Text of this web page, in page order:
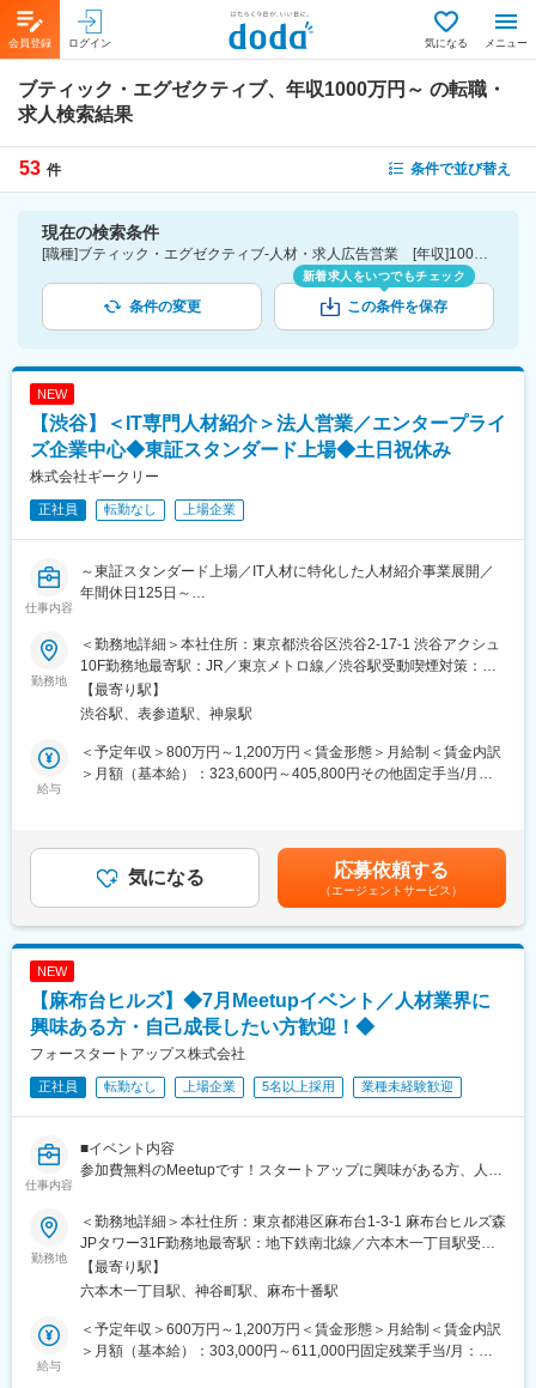
会員登録 ログイン 気になる メニュー
ブティック・エグゼクティブ、年収1000万円～ の転職・
求人検索結果
53 件 条件で並び替え
現在の検索条件
[職種]ブティック・エグゼクティブ-人材・求人広告営業 [年収]1000万円～
条件の変更
新着求人をいつでもチェック
この条件を保存
NEW
【渋谷】＜IT専門人材紹介＞法人営業／エンタープライ
ズ企業中心◆東証スタンダード上場◆土日祝休み
株式会社ギークリー
正社員 転勤なし 上場企業
仕事内容
～東証スタンダード上場／IT人材に特化した人材紹介事業展開／
年間休日125日～
■業務内容：
エンタープライズ企業を中心とした大手・成長企業に対し、採用
成功に向けた法人営業・採用コンサルティングを担当いただきま
す。
ギークリーはIT・Web・ゲーム領域に強みを持つ人材紹介会社と
して、現在エンタープライズ企業への深耕、ハイクラス求人の獲
得、IT・コンサル領域の攻略をさらに強化しています。
案、選考プロセス改善、クロージングまで一気通貫で推進いただ
きます。
また、エンタープライズ領域は組織としても立ち上げ・拡大フェ
■具体的な業務内容：
求人を預かる営業ではなく、企業の採用成功に責任を持ち、売
上・決定数・採用インパクトという成果で価値を証明していくポ
・エンタープライズ企業、大手IT企業、大手コンサル企業への深
・ハイクラス求人、IT／コンサル領域求人の獲得
・求人票のブラッシュアップ、候補者向け魅力情報の言語化
・重点企業の採用成功に向けたプロジェクト推進
・エンタープライズ領域における営業戦略、組織運営、オペレー
ション構築
◎エンタープライズ企業・大口クライアントを担当できます。
◎IT・コンサル領域に挑戦できます。
勤務地
＜勤務地詳細＞本社住所：東京都渋谷区渋谷2-17-1 渋谷アクシュ
10F勤務地最寄駅：JR／東京メトロ線／渋谷駅受動喫煙対策：敷
地内全面禁煙変更の範囲：会社の定める事業所
【最寄り駅】
渋谷駅、表参道駅、神泉駅
給与
＜予定年収＞800万円～1,200万円＜賃金形態＞月給制＜賃金内訳
＞月額（基本給）：323,600円～405,800円その他固定手当/月：
残業手当＞有＜給与補足＞■その他固定手当：営業手当■昇給：年
2回（6月、12月）■賞与：年2回（7月、1月）賃金はあくまでも目
安の金額であり、選考を通じて上下する可能性があります。月給
(月額)は固定手当を含めた表記です。
気になる 応募依頼する
（エージェントサービス）
NEW
【麻布台ヒルズ】◆7月Meetupイベント／人材業界に
興味ある方・自己成長したい方歓迎！◆
フォースタートアップス株式会社
正社員 転勤なし 上場企業 5名以上採用 業種未経験歓迎
仕事内容
■イベント内容
参加費無料のMeetupです！スタートアップに興味がある方、人材
います！
毎回10～20名がゲストとしてお越しになります！
部長・マネージャー・メンバーが参加しますので、カルチャー・
事業の解像度を上げていただける機会になります！
■7月開催日時
・7月16日（木）19:30開始～21:00終了
勤務地
＜勤務地詳細＞本社住所：東京都港区麻布台1-3-1 麻布台ヒルズ森
JPタワー31F勤務地最寄駅：地下鉄南北線／六本木一丁目駅受動
喫煙対策：屋内全面禁煙変更の範囲：会社の定める事業所（リモ
ートワーク含む）
【最寄り駅】
六本木一丁目駅、神谷町駅、麻布十番駅
給与
＜予定年収＞600万円～1,200万円＜賃金形態＞月給制＜賃金内訳
＞月額（基本給）：303,000円～611,000円固定残業手当/月：